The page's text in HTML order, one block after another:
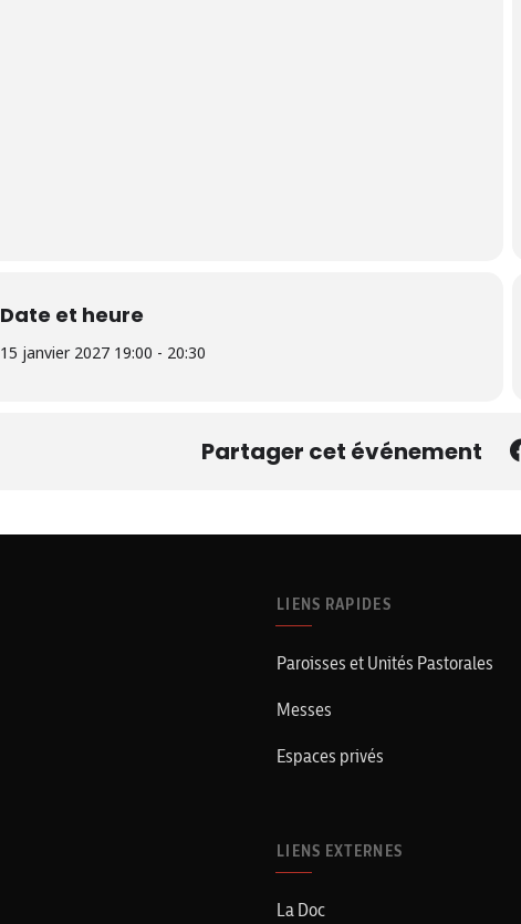
Date et heure
15 janvier 2027 19:00 - 20:30
Partager cet événement
LIENS RAPIDES
Paroisses et Unités Pastorales
Messes
Espaces privés
LIENS EXTERNES
La Doc